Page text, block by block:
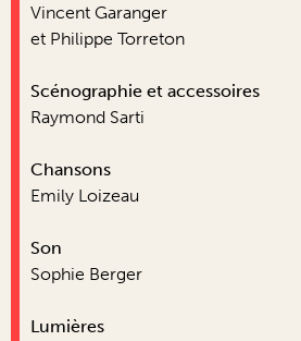
Vincent Garanger
et Philippe Torreton
Scénographie et accessoires
Raymond Sarti
Chansons
Emily Loizeau
Son
Sophie Berger
Lumières